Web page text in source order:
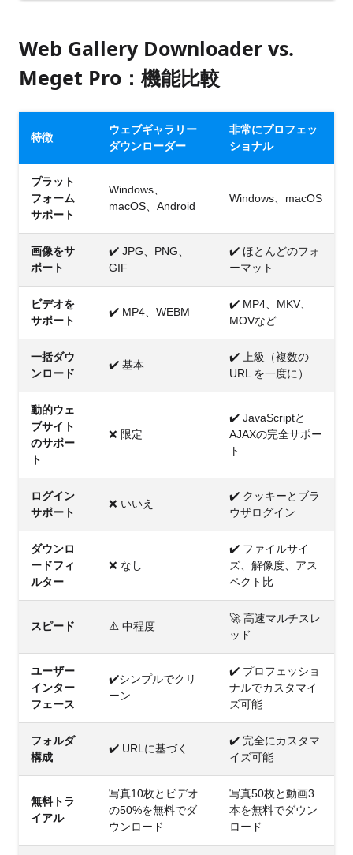
Web Gallery Downloader vs.
Meget Pro：機能比較
特徴
ウェブギャラリー
ダウンローダー
非常にプロフェッ
ショナル
プラット
フォーム
サポート
Windows、
macOS、Android
Windows、macOS
画像をサ
ポート
✔️ JPG、PNG、
GIF
✔️ ほとんどのフォ
ーマット
ビデオを
サポート
✔️ MP4、WEBM
✔️ MP4、MKV、
MOVなど
一括ダウ
ンロード
✔️ 基本
✔️ 上級（複数の
URL を一度に）
動的ウェ
ブサイト
のサポー
ト
❌ 限定
✔️ JavaScriptと
AJAXの完全サポー
ト
ログイン
サポート
❌ いいえ
✔️ クッキーとブラ
ウザログイン
ダウンロ
ードフィ
ルター
❌ なし
✔️ ファイルサイ
ズ、解像度、アス
ペクト比
スピード ⚠️ 中程度
🚀 高速マルチスレ
ッド
ユーザー
インター
フェース
✔️シンプルでクリ
ーン
✔️ プロフェッショ
ナルでカスタマイ
ズ可能
フォルダ
構成
✔️ URLに基​​づく
✔️ 完全にカスタマ
イズ可能
無料トラ
イアル
写真10枚とビデオ
の50%を無料でダ
ウンロード
写真50枚と動画3
本を無料でダウン
ロード